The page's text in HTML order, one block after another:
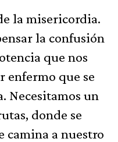
la misericordia.
la confusión
que nos
enfermo que se
Necesitamos un
donde se
camina a nuestro